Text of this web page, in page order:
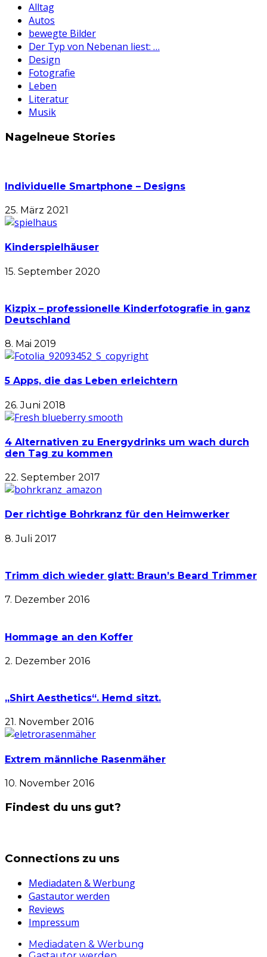
Alltag
Autos
bewegte Bilder
Der Typ von Nebenan liest: …
Design
Fotografie
Leben
Literatur
Musik
Nagelneue Stories
Individuelle Smartphone – Designs
25. März 2021
Kinderspielhäuser
15. September 2020
Kizpix – professionelle Kinderfotografie in ganz
Deutschland
8. Mai 2019
5 Apps, die das Leben erleichtern
26. Juni 2018
4 Alternativen zu Energydrinks um wach durch
den Tag zu kommen
22. September 2017
Der richtige Bohrkranz für den Heimwerker
8. Juli 2017
Trimm dich wieder glatt: Braun’s Beard Trimmer
7. Dezember 2016
Hommage an den Koffer
2. Dezember 2016
„Shirt Aesthetics“. Hemd sitzt.
21. November 2016
Extrem männliche Rasenmäher
10. November 2016
Findest du uns gut?
Connections zu uns
Mediadaten & Werbung
Gastautor werden
Reviews
Impressum
Mediadaten & Werbung